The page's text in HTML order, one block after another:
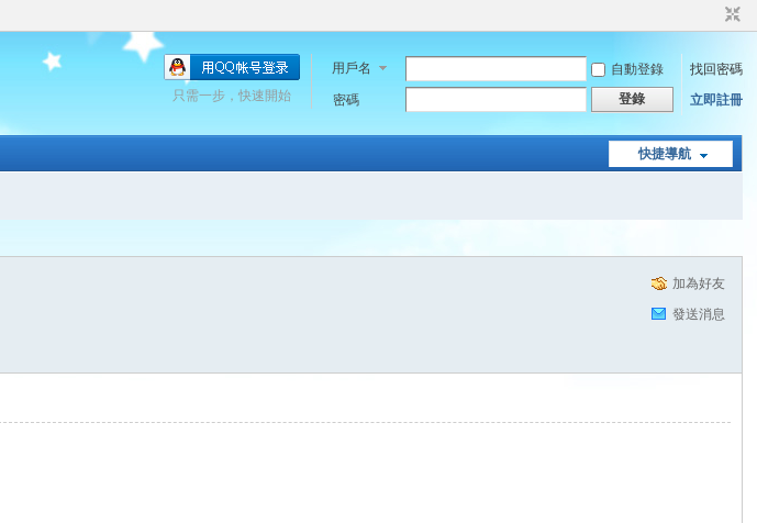
用戶名 自動登錄
找回密碼
密碼
登錄 立即註冊
只需一步，快速開始
快捷導航
加為好友
發送消息